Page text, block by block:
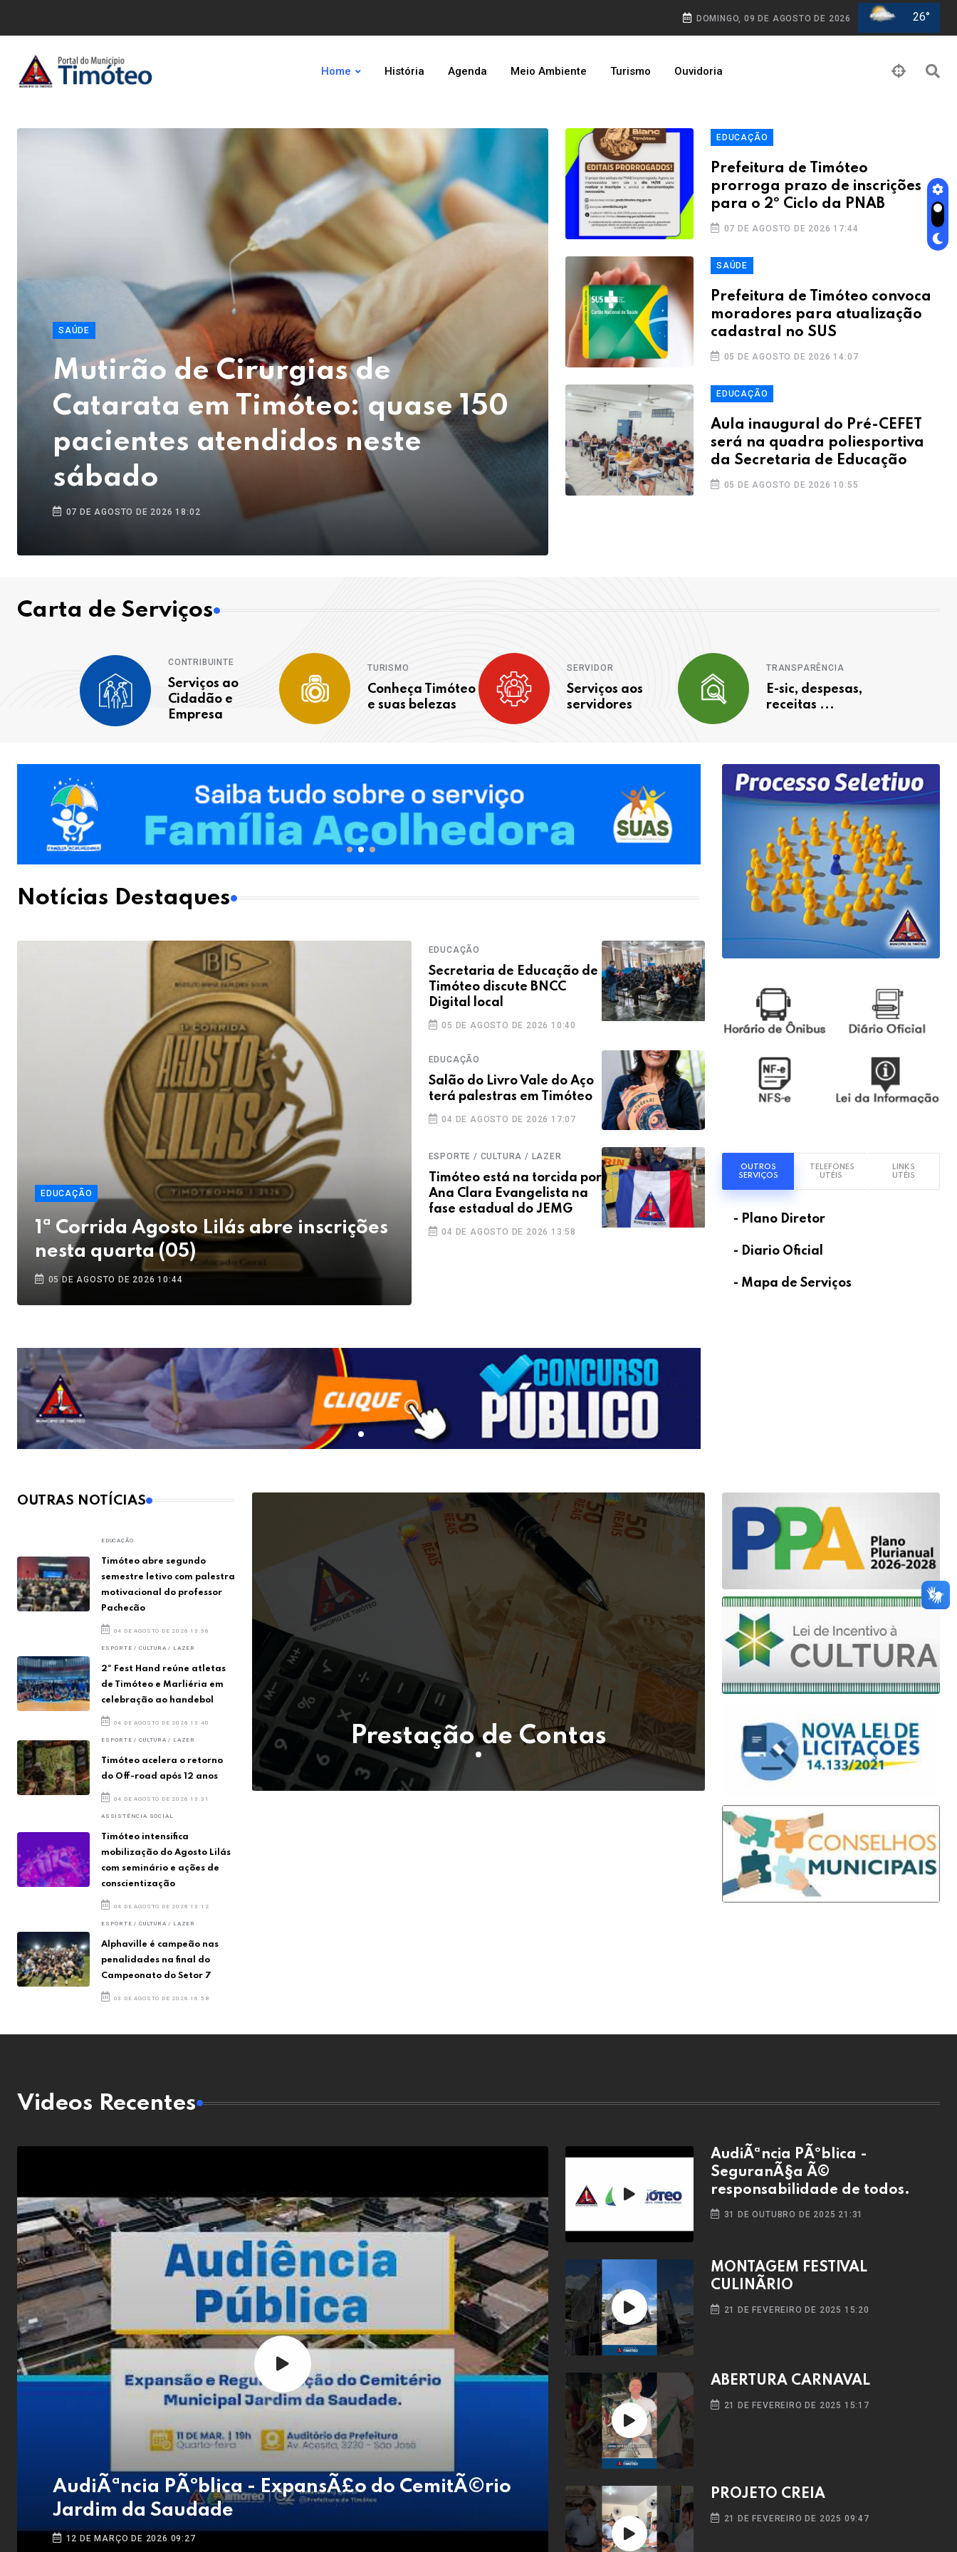
DOMINGO, 09 DE AGOSTO DE 2026 26°
Home História Agenda Meio Ambiente Turismo Ouvidoria
SAÚDE
Mutirão de Cirurgias de
Catarata em Timóteo: quase 150
pacientes atendidos neste
sábado
07 DE AGOSTO DE 2026 18:02
EDUCAÇÃO
Prefeitura de Timóteo
prorroga prazo de inscrições
para o 2º Ciclo da PNAB
07 DE AGOSTO DE 2026 17:44
SAÚDE
Prefeitura de Timóteo convoca
moradores para atualização
cadastral no SUS
05 DE AGOSTO DE 2026 14:07
EDUCAÇÃO
Aula inaugural do Pré-CEFET
será na quadra poliesportiva
da Secretaria de Educação
05 DE AGOSTO DE 2026 10:55
Carta de Serviços
CONTRIBUINTE
Serviços ao
Cidadão e
Empresa
TURISMO
Conheça Timóteo
e suas belezas
SERVIDOR
Serviços aos
servidores
TRANSPARÊNCIA
E-sic, despesas,
receitas ...
Notícias Destaques
EDUCAÇÃO
1ª Corrida Agosto Lilás abre inscrições
nesta quarta (05)
05 DE AGOSTO DE 2026 10:44
EDUCAÇÃO
Secretaria de Educação de
Timóteo discute BNCC
Digital local
05 DE AGOSTO DE 2026 10:40
EDUCAÇÃO
Salão do Livro Vale do Aço
terá palestras em Timóteo
04 DE AGOSTO DE 2026 17:07
ESPORTE / CULTURA / LAZER
Timóteo está na torcida por
Ana Clara Evangelista na
fase estadual do JEMG
04 DE AGOSTO DE 2026 13:58
OUTROS
SERVIÇOS
TELEFONES
UTÉIS
LINKS
UTÉIS
- Plano Diretor
- Diario Oficial
- Mapa de Serviços
OUTRAS NOTÍCIAS
EDUCAÇÃO
Timóteo abre segundo
semestre letivo com palestra
motivacional do professor
Pachecão
04 DE AGOSTO DE 2026 13:56
ESPORTE / CULTURA / LAZER
2º Fest Hand reúne atletas
de Timóteo e Marliéria em
celebração ao handebol
04 DE AGOSTO DE 2026 13:40
ESPORTE / CULTURA / LAZER
Timóteo acelera o retorno
do Off-road após 12 anos
04 DE AGOSTO DE 2026 13:31
ASSISTÊNCIA SOCIAL
Timóteo intensifica
mobilização do Agosto Lilás
com seminário e ações de
conscientização
04 DE AGOSTO DE 2026 13:12
ESPORTE / CULTURA / LAZER
Alphaville é campeão nas
penalidades na final do
Campeonato do Setor 7
03 DE AGOSTO DE 2026 16:58
de Contas Prestação de Contas
Videos Recentes
AudiÃªncia PÃºblica - ExpansÃ£o do CemitÃ©rio
Jardim da Saudade
12 DE MARÇO DE 2026 09:27
AudiÃªncia PÃºblica -
SeguranÃ§a Ã©
responsabilidade de todos.
31 DE OUTUBRO DE 2025 21:31
MONTAGEM FESTIVAL
CULINÃRIO
21 DE FEVEREIRO DE 2025 15:20
ABERTURA CARNAVAL
21 DE FEVEREIRO DE 2025 15:17
PROJETO CREIA
21 DE FEVEREIRO DE 2025 09:47